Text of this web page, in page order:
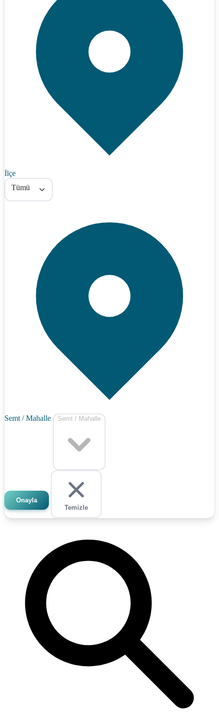
İlçe
Tümü
Semt / Mahalle Semt / Mahalle
Onayla
Temizle